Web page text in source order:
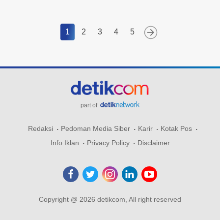
1 2 3 4 5
part of
Redaksi Pedoman Media Siber Karir
Kotak Pos
Info Iklan
Privacy Policy Disclaimer
Copyright @ 2026 detikcom, All right reserved